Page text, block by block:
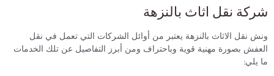
نقل اثاث بالنزهة
نقل الاثاث بالنزهة يعتبر من أوائل الشركات التي تعمل في نقل
بصورة مهنية قوية وباحتراف ومن أبرز التفاصيل عن تلك الخدمات